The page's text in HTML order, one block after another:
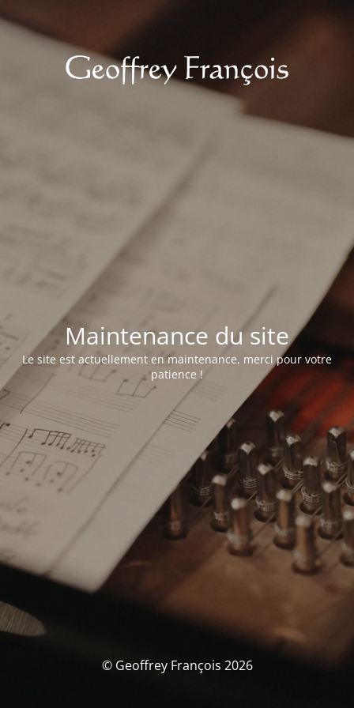
Maintenance du site
Le site est actuellement en maintenance, merci pour votre
patience !
© Geoffrey François 2026